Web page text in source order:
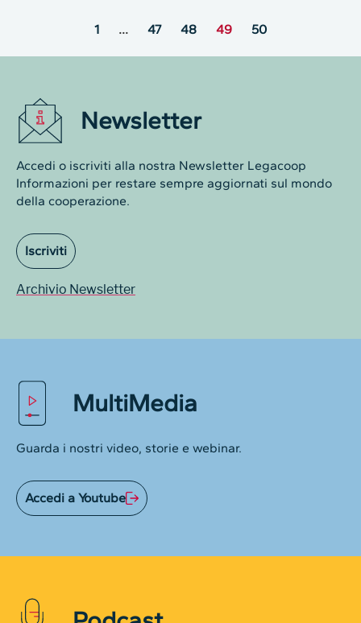
1 … 47 48 49 50
Newsletter
Accedi o iscriviti alla nostra Newsletter Legacoop
Informazioni per restare sempre aggiornati sul mondo
della cooperazione.
Iscriviti
Archivio Newsletter
MultiMedia
Guarda i nostri video, storie e webinar.
Accedi a Youtube